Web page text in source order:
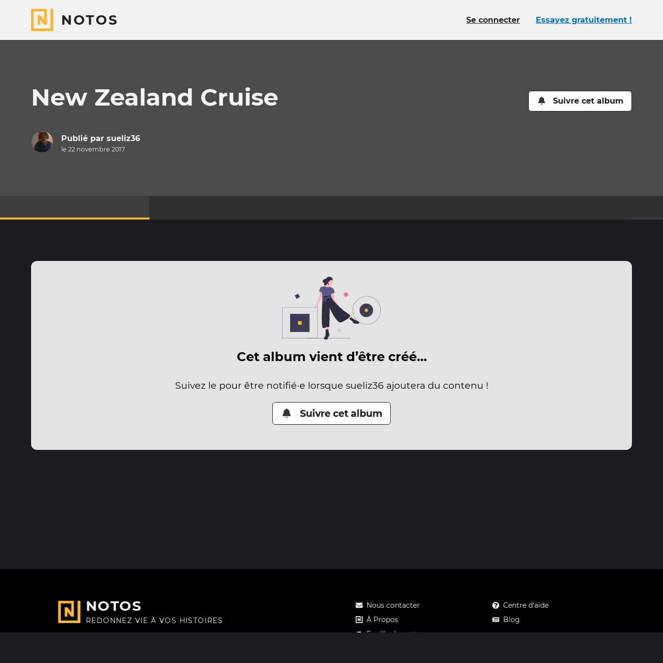
NOTOS Se connecter Essayez gratuitement !
New Zealand Cruise Suivre cet album
Publié par sueliz36
le 22 novembre 2017
Cet album vient d’être créé…
Suivez le pour être notifié·e lorsque sueliz36 ajoutera du contenu !
Suivre cet album
NOTOS
REDONNEZ VIE À VOS HISTOIRES
Nous contacter
À Propos
Feuille de route
Centre d'aide
Blog